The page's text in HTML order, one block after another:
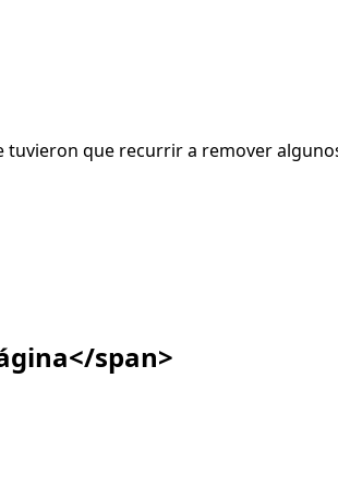
que recurrir a remover
span>